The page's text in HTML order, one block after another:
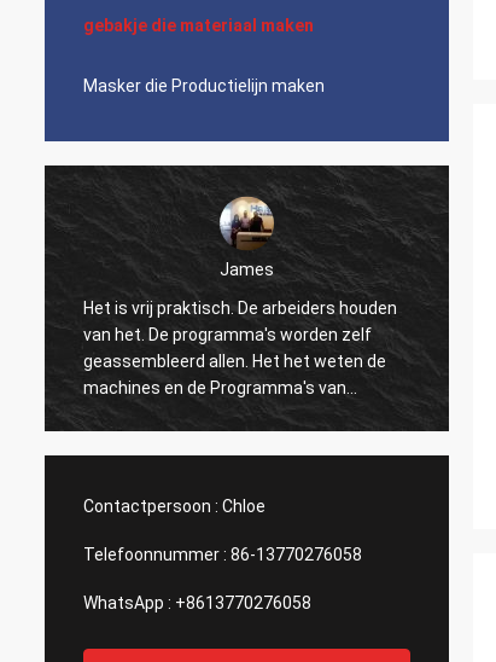
gebakje die materiaal maken
Masker die Productielijn maken
James
Het is vrij praktisch. De arbeiders houden
van het. De programma's worden zelf
geassembleerd allen. Het het weten de
machines en de Programma's van
numerieke controle kunnen tot het dans
Contactpersoon : Chloe
Telefoonnummer : 86-13770276058
WhatsApp : +8613770276058